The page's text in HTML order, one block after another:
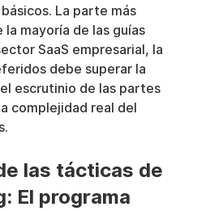
La parte más
la mayoría de las guías
SaaS empresarial, la
debe superar la
escrutinio de las partes
complejidad real del
las tácticas de
El programa